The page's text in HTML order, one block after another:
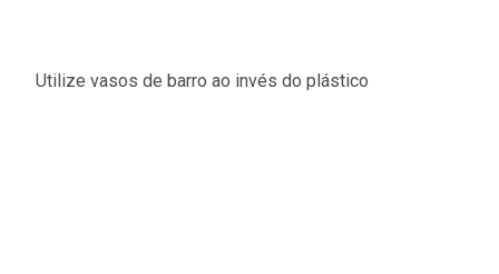
Utilize vasos de barro ao invés do plástico